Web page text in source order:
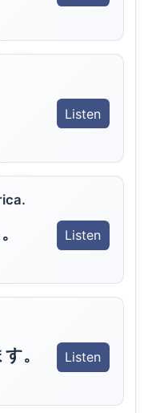
Listen
Listen
。 Listen